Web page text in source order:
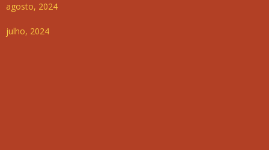
agosto, 2024
julho, 2024